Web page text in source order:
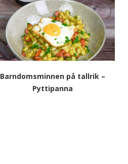
Barndomsminnen på tallrik –
Pyttipanna